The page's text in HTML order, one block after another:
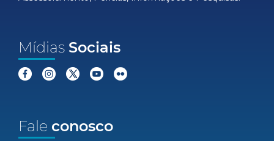
Mídias Sociais
Fale conosco